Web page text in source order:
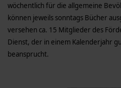
wöchentlich für die allgemeine
können jeweils sonntags Bücher
versehen ca. 15 Mitglieder des
Dienst, der in einem Kalenderjahr
beansprucht.